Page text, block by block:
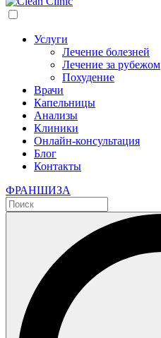
Услуги
Лечение болезней
Лечение за рубежом
Похудение
Врачи
Капельницы
Анализы
Клиники
Онлайн-консультация
Блог
Контакты
ФРАНШИЗА